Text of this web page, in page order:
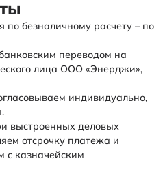
по безналичному расчету – по
переводом на
лица ООО «Энерджи»,
индивидуально,
выстроенных деловых
отсрочку платежа и
с казначейским